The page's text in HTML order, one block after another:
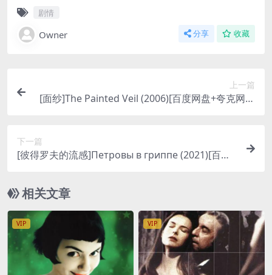
剧情
Owner 分享 收藏
上一篇
[面纱]The Painted Veil (2006)[百度网盘+夸克网盘
下一篇
[彼得罗夫的流感]Петровы в гриппе (2021)[百度
[中英字幕]
相关文章
VIP VIP